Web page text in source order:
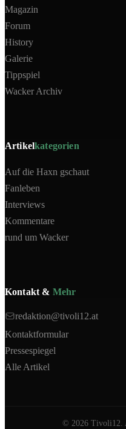
Magazin
Forum
History
Galerie
Tippspiel
Wacker Archiv
Artikelkategorien
Auf die Haxn gschaut
Fanleben
Interviews
Kommentare
rund um Wacker
Kontakt & Mehr
redaktion@tivoli12.at
Kontaktformular
Pressespiegel
Alle Artikel
© 2026Tivoli12.